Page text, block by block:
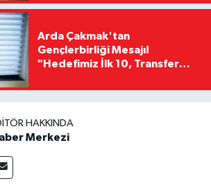
Arda Çakmak'tan
Gençlerbirliği Mesajı!
"Hedefimiz İlk 10, Transfer
Kaldıracağız"
HAKKINDA
Merkezi